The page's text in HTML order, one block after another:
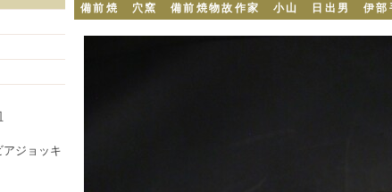
アジョッキ
備前焼 穴窯 備前焼物故作家 小山 日出男 伊部